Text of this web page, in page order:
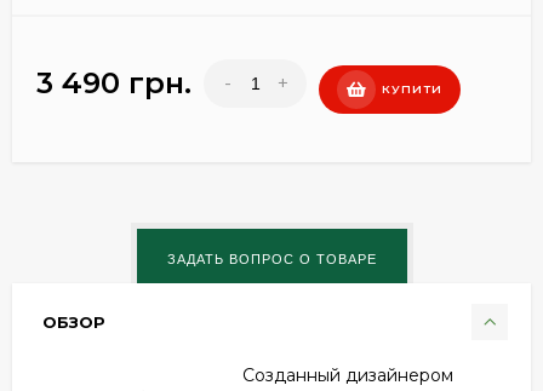
3 490 грн. - + КУПИТИ
ОБЗОР
Созданный дизайнером